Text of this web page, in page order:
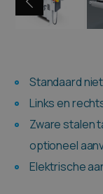
Standaard
Links en
Zware stalen
optioneel
Elektrische